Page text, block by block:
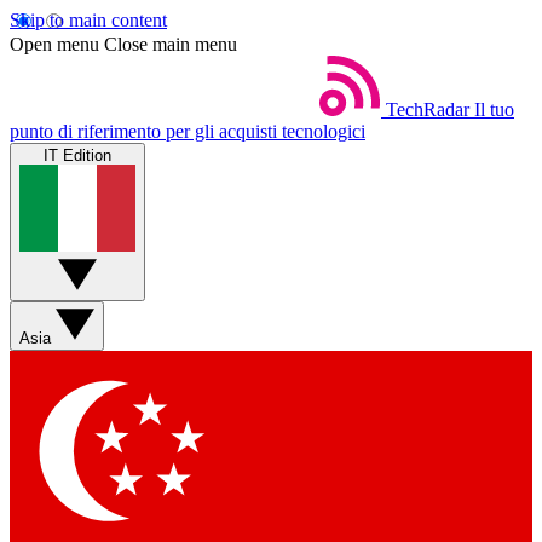
Skip to main content
Open menu Close main menu
TechRadar Il tuo
punto di riferimento per gli acquisti tecnologici
IT Edition
Asia